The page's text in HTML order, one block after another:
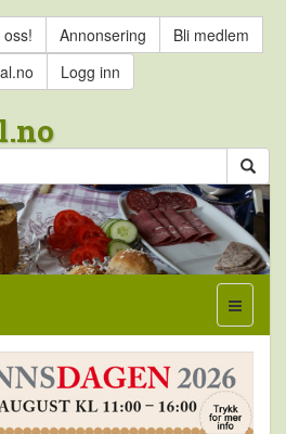
Annonsering
Bli medlem
Logg inn